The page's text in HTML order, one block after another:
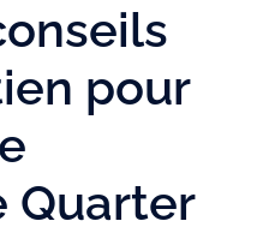
pour
Quarter